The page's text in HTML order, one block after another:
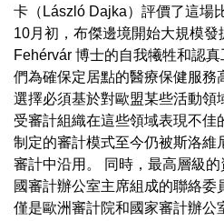
卡（László Dajka）評價了這場
10月初，布傑邊境開始大規模
Fehérvár 博士的自我犧牲和認
們為確保定居點的醫療保健服務
選擇必須基於對歐盟某些活動領
受審計組織在這些領域表現不佳
制定的審計模式至今仍被斯洛維
審計中沿用。 同時，最高層級
國審計辦公室主席組成的聯絡委
僅是歐洲審計院和國家審計辦公